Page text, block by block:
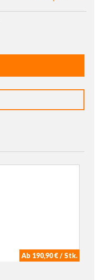
Ab 190,90 € / Stk.